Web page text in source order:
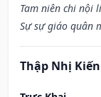
Tam niên chi nội
Sự sự giáo quân
Thập Nhị